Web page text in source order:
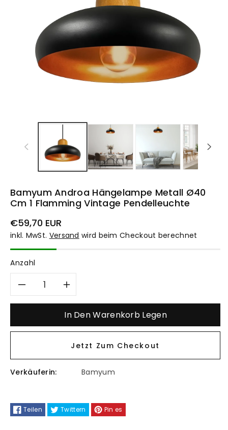
Bamyum Androa Hängelampe Metall Ø40
Cm 1 Flamming Vintage Pendelleuchte
Normaler
Preis
€59,70 EUR
inkl. MwSt. Versand wird beim Checkout berechnet
Anzahl
Verringere
Menge
für
Androa
Erhöhe
die
Menge
für
Bamyum
Androa
In Den Warenkorb Legen
Jetzt Zum Checkout
Verkäuferin: Bamyum
Teilen Twittern Pin es